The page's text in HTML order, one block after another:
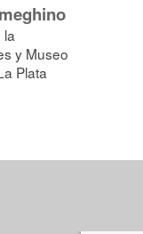
la
y Museo
Plata